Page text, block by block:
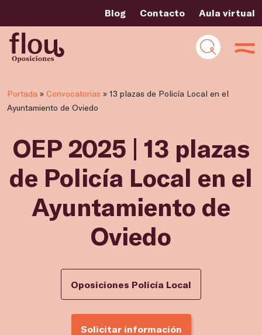
Blog Contacto Aula virtual
Portada » Convocatorias » 13 plazas de Policía Local en el
Ayuntamiento de Oviedo
OEP 2025 | 13 plazas
de Policía Local en el
Ayuntamiento de
Oviedo
Oposiciones Policía Local
Solicitar información